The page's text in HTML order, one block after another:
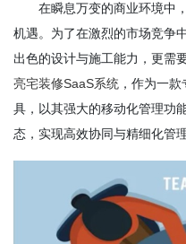
在瞬息万变的商业环境中
机遇。为了在激烈的市场竞争
出色的设计与施工能力，更需
亮宅装修SaaS系统 ，作为一
具，以其强大的移动化管理功
态，实现高效协同与精细化管理